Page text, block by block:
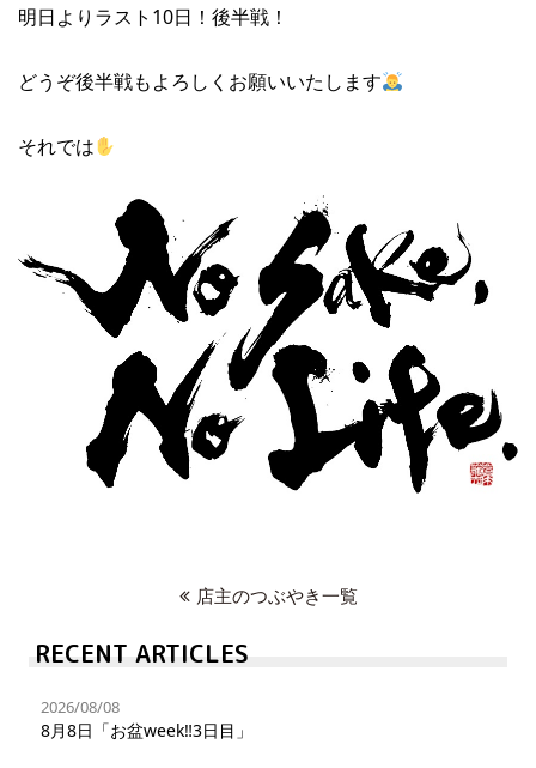
明日よりラスト10日！後半戦！
どうぞ後半戦もよろしくお願いいたします
それでは
店主のつぶやき一覧
RECENT ARTICLES
2026/08/08
8月8日「お盆week‼︎3日目」